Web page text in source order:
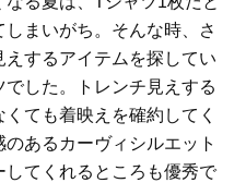
まいがち。そんな時、さ
するアイテムを探してい
した。トレンチ見えする
ても着映えを確約してく
あるカーヴィシルエット
てくれるところも優秀で